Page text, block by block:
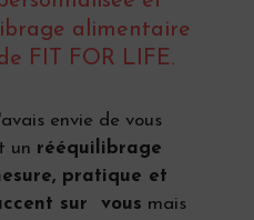
alimentaire
FIT FOR LIFE.
envie de vous
un rééquilibrage
pratique et
sur vous mais